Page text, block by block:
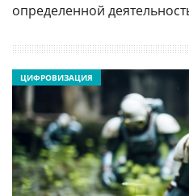
определенной
ЦИФРОВИЗАЦИЯ